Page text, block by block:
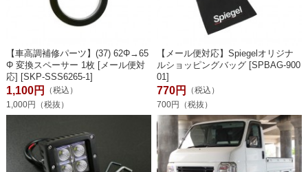
【車高調補修パーツ】(37) 62Φ→65
Φ 変換スペーサー 1枚 [メール便対
応] [SKP-SSS6265-1]
1,100円
（税込）
1,000円（税抜）
【メール便対応】Spiegelオリジナ
ルショッピングバッグ [SPBAG-900
01]
770円
（税込）
700円（税抜）